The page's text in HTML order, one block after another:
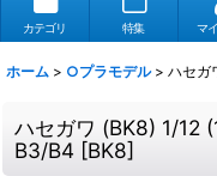
カテゴリ 特集 マ
ホーム > ○プラモデル > ハセガ
ハセガワ (BK8) 1/12
B3/B4 [BK8]